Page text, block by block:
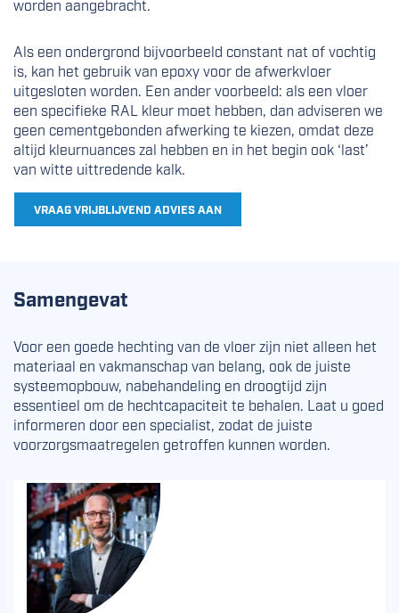
worden aangebracht.
Als een ondergrond bijvoorbeeld constant nat of vochtig
is, kan het gebruik van epoxy voor de afwerkvloer
uitgesloten worden. Een ander voorbeeld: als een vloer
een specifieke RAL kleur moet hebben, dan adviseren we
geen cementgebonden afwerking te kiezen, omdat deze
altijd kleurnuances zal hebben en in het begin ook ‘last’
van witte uittredende kalk.
VRAAG VRIJBLIJVEND ADVIES AAN
Samengevat
Voor een goede hechting van de vloer zijn niet alleen het
materiaal en vakmanschap van belang, ook de juiste
systeemopbouw, nabehandeling en droogtijd zijn
essentieel om de hechtcapaciteit te behalen. Laat u goed
informeren door een specialist, zodat de juiste
voorzorgsmaatregelen getroffen kunnen worden.